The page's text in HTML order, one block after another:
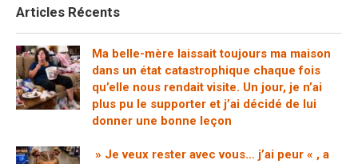
Articles Récents
Ma belle-mère laissait toujours ma maison
dans un état catastrophique chaque fois
qu’elle nous rendait visite. Un jour, je n’ai
plus pu le supporter et j’ai décidé de lui
donner une bonne leçon
» Je veux rester avec vous… j’ai peur « , a